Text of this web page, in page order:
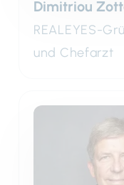
Dimitriou
REALEYES-
und Chefarzt